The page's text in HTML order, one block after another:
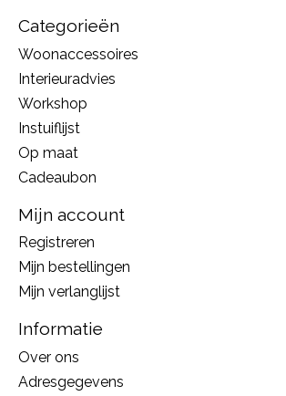
Categorieën
Woonaccessoires
Interieuradvies
Workshop
Instuiflijst
Op maat
Cadeaubon
Mijn account
Registreren
Mijn bestellingen
Mijn verlanglijst
Informatie
Over ons
Adresgegevens